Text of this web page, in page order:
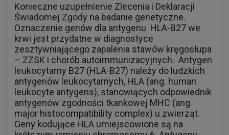
Konieczne uzupełnienie Zlecenia i Deklaracji
Świadomej Zgody na badanie genetyczne.
Oznaczenie genów dla antygenu HLA-B27 we
krwi jest przydatne w diagnostyce
zesztywniającego zapalenia stawów kręgosłupa
– ZZSK i chorób autoimmunizacyjnych. Antygen
leukocytarny B27 (HLA-B27) należy do ludzkich
antygenów leukocytarnych, HLA (ang. human
leukocyte antygens), stanowiących odpowiednik
antygenów zgodności tkankowej MHC (ang.
major histocompatibility complex) u zwierząt.
Geny kodujące HLA umiejscowione są na